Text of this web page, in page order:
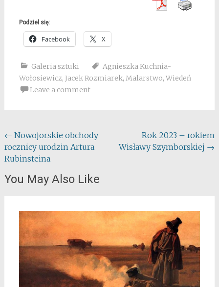
Podziel się:
Facebook X
Galeria sztuki
Agnieszka Kuchnia-
Wołosiewicz, Jacek Rozmiarek, Malarstwo, Wiedeń
Leave a comment
Post
navigation
← Nowojorskie obchody
rocznicy urodzin Artura
Rubinsteina
Rok 2023 – rokiem
Wisławy Szymborskiej →
You May Also Like